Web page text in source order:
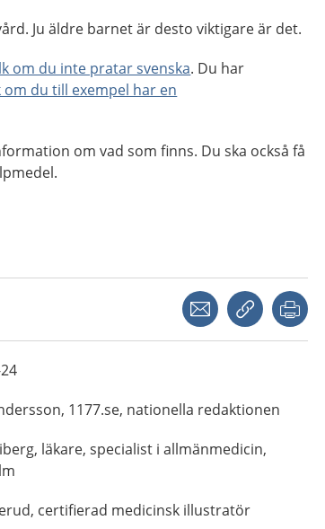
Ju äldre barnet är desto viktigare är det.
om du inte pratar svenska. Du har
du till exempel har en
om vad som finns. Du ska också få
Dela via mejlKopiera länk
1177.se, nationella redaktionen
läkare, specialist i allmänmedicin,
certifierad medicinsk illustratör